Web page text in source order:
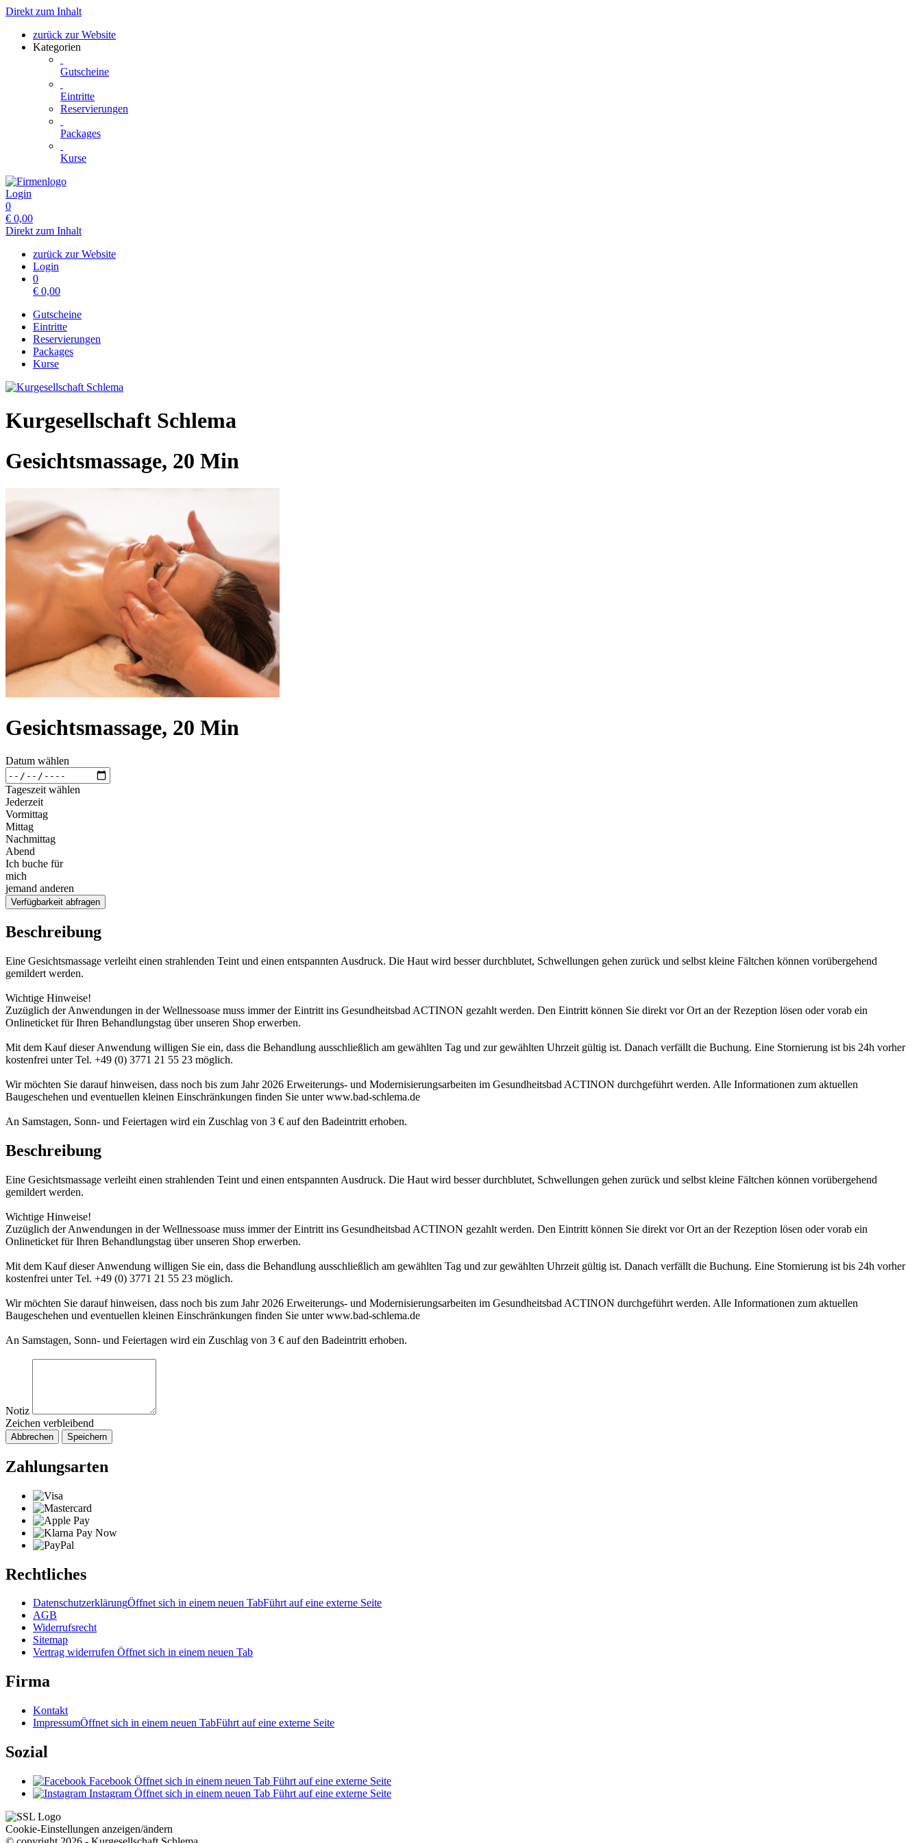
Direkt zum Inhalt
zurück zur Website
Kategorien
Gutscheine
Eintritte
Reservierungen
Packages
Kurse
Login
0
€ 0,00
Direkt zum Inhalt
zurück zur Website
Login
0
€ 0,00
Gutscheine
Eintritte
Reservierungen
Packages
Kurse
Kurgesellschaft Schlema
Gesichtsmassage, 20 Min
Gesichtsmassage, 20 Min
Datum wählen
Tageszeit wählen
Jederzeit
Vormittag
Mittag
Nachmittag
Abend
Ich buche für
mich
jemand anderen
Verfügbarkeit abfragen
Beschreibung
Eine Gesichtsmassage verleiht einen strahlenden Teint und einen entspannten Ausdruck. Die Haut wird besser durchblutet, Schwellungen gehen zurück und selbst kleine Fältchen können vorübergehend
gemildert werden.
Wichtige Hinweise!
Zuzüglich der Anwendungen in der Wellnessoase muss immer der Eintritt ins Gesundheitsbad ACTINON gezahlt werden. Den Eintritt können Sie direkt vor Ort an der Rezeption lösen oder vorab ein
Onlineticket für Ihren Behandlungstag über unseren Shop erwerben.
Mit dem Kauf dieser Anwendung willigen Sie ein, dass die Behandlung ausschließlich am gewählten Tag und zur gewählten Uhrzeit gültig ist. Danach verfällt die Buchung. Eine Stornierung ist bis 24h vorher
kostenfrei unter Tel. +49 (0) 3771 21 55 23 möglich.
Wir möchten Sie darauf hinweisen, dass noch bis zum Jahr 2026 Erweiterungs- und Modernisierungsarbeiten im Gesundheitsbad ACTINON durchgeführt werden. Alle Informationen zum aktuellen
Baugeschehen und eventuellen kleinen Einschränkungen finden Sie unter www.bad-schlema.de
An Samstagen, Sonn- und Feiertagen wird ein Zuschlag von 3 € auf den Badeintritt erhoben.
Beschreibung
Eine Gesichtsmassage verleiht einen strahlenden Teint und einen entspannten Ausdruck. Die Haut wird besser durchblutet, Schwellungen gehen zurück und selbst kleine Fältchen können vorübergehend
gemildert werden.
Wichtige Hinweise!
Zuzüglich der Anwendungen in der Wellnessoase muss immer der Eintritt ins Gesundheitsbad ACTINON gezahlt werden. Den Eintritt können Sie direkt vor Ort an der Rezeption lösen oder vorab ein
Onlineticket für Ihren Behandlungstag über unseren Shop erwerben.
Mit dem Kauf dieser Anwendung willigen Sie ein, dass die Behandlung ausschließlich am gewählten Tag und zur gewählten Uhrzeit gültig ist. Danach verfällt die Buchung. Eine Stornierung ist bis 24h vorher
kostenfrei unter Tel. +49 (0) 3771 21 55 23 möglich.
Wir möchten Sie darauf hinweisen, dass noch bis zum Jahr 2026 Erweiterungs- und Modernisierungsarbeiten im Gesundheitsbad ACTINON durchgeführt werden. Alle Informationen zum aktuellen
Baugeschehen und eventuellen kleinen Einschränkungen finden Sie unter www.bad-schlema.de
An Samstagen, Sonn- und Feiertagen wird ein Zuschlag von 3 € auf den Badeintritt erhoben.
Notiz
Zeichen verbleibend
Abbrechen Speichern
Zahlungsarten
Rechtliches
DatenschutzerklärungÖffnet sich in einem neuen TabFührt auf eine externe Seite
AGB
Widerrufsrecht
Sitemap
Vertrag widerrufen Öffnet sich in einem neuen Tab
Firma
Kontakt
ImpressumÖffnet sich in einem neuen TabFührt auf eine externe Seite
Sozial
Facebook Öffnet sich in einem neuen Tab Führt auf eine externe Seite
Instagram Öffnet sich in einem neuen Tab Führt auf eine externe Seite
Cookie-Einstellungen anzeigen/ändern